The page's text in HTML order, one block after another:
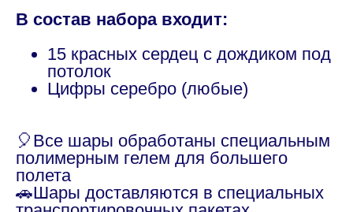
В состав набора входит:
15 красных сердец с дождиком под
потолок
Цифры серебро (любые)
🎈Все шары обработаны специальным
полимерным гелем для большего
полета
🚗Шары доставляются в специальных